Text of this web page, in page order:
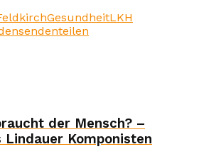
GesundheitLKH
sendenteilen
der Mensch? –
Komponisten